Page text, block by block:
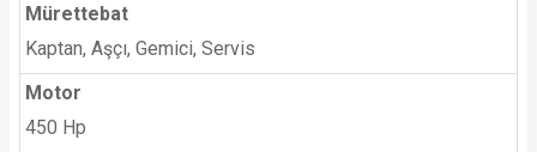
Mürettebat
Kaptan, Aşçı, Gemici, Servis
Motor
450 Hp